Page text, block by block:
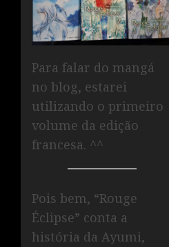
Para falar do mangá
no blog, estarei
utilizando o primeiro
volume da edição
francesa. ^^
Pois bem, “Rouge
Éclipse” conta a
história da Ayumi,